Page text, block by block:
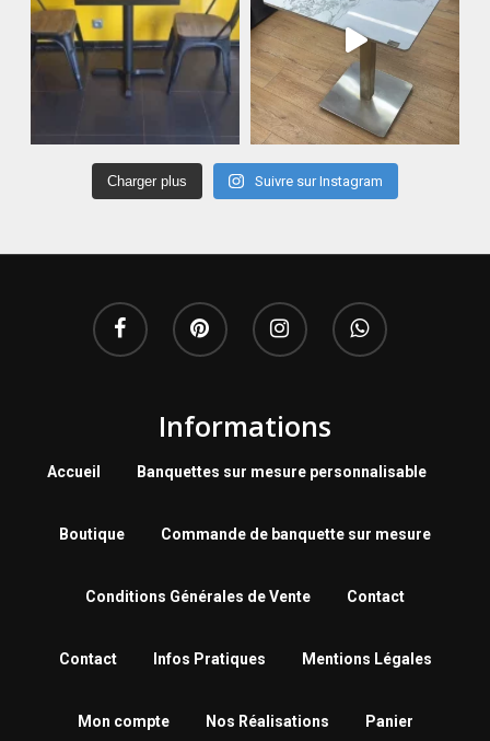
Charger plus Suivre sur Instagram
Informations
Accueil Banquettes sur mesure personnalisable
Boutique Commande de banquette sur mesure
Conditions Générales de Vente Contact
Contact Infos Pratiques Mentions Légales
Mon compte Nos Réalisations Panier